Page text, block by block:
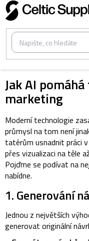
Přejít
na
obsah
Jak AI
marketing
Moderní technologie
průmysl na tom není
tatérům usnadnit práci
přes vizualizaci na těle
Pojďme se podívat na
nabídne.
1. Generování
Jednou z největších
generovat originální